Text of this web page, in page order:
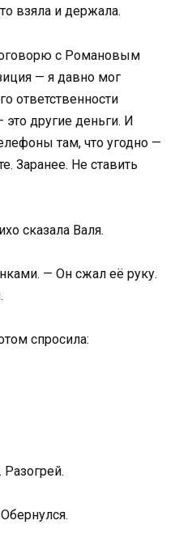
взяла и держала.
с Романовым
— я давно мог
ответственности
это другие деньги. И
там, что угодно —
Заранее. Не ставить
сказала Валя.
— Он сжал её руку.
спросила: